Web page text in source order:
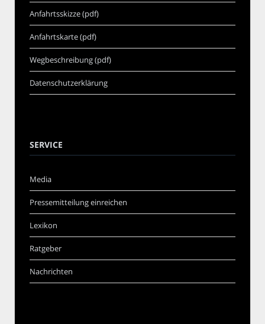
Anfahrtsskizze (pdf)
Anfahrtskarte (pdf)
Wegbeschreibung (pdf)
Datenschutzerklärung
SERVICE
Media
Pressemitteilung einreichen
Lexikon
Ratgeber
Nachrichten